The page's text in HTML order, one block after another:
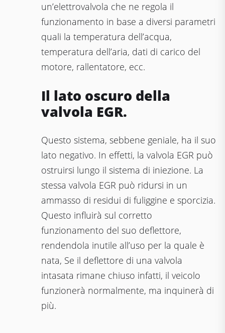
un’elettrovalvola che ne regola il
funzionamento in base a diversi parametri
quali la temperatura dell’acqua,
temperatura dell’aria, dati di carico del
motore, rallentatore, ecc.
Il lato oscuro della
valvola EGR.
Questo sistema, sebbene geniale, ha il suo
lato negativo. In effetti, la valvola EGR può
ostruirsi lungo il sistema di iniezione. La
stessa valvola EGR può ridursi in un
ammasso di residui di fuliggine e sporcizia.
Questo influirà sul corretto
funzionamento del suo deflettore,
rendendola inutile all’uso per la quale è
nata, Se il deflettore di una valvola
intasata rimane chiuso infatti, il veicolo
funzionerà normalmente, ma inquinerà di
più.